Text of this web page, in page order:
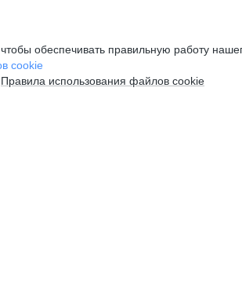
обеспечивать правильную работу
cookie
Правила использования файлов cookie